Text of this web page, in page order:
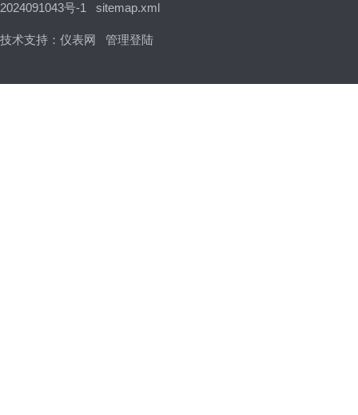
2024091043号-1 sitemap.xml
技术支持： 仪表网 管理登陆